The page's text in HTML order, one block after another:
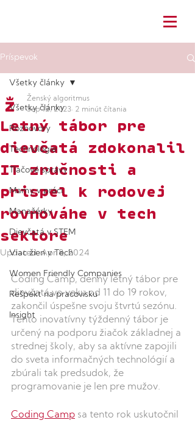
Príspevok
Všetky články
Rozhovory
Technológie
Tlačové správy
Mamy v práci
Manažérky
Dievčatá v STEM
Viac žien v Tech
Women Friendly Companies
Rešpekt na pracovisku
Insight
Všetky články
Letný tábor pre
dievčatá zdokonalil
IT zručnosti a
prispel k rodovej
rovnováhe v tech
sektore
Ženský algoritmus
Sep 12, 2023 2 minút čítania
Updated:Apr 8, 2024
Coding Camp, denný letný tábor pre
dievčatá vo veku od 11 do 19 rokov,
zakončil úspešne svoju štvrtú sezónu.
Tento inovatívny týždenný tábor je
určený na podporu žiačok základnej a
strednej školy, aby sa aktívne zapojili
do sveta informačných technológií a
zbúrali tak predsudok, že
programovanie je len pre mužov.
Coding Camp sa tento rok uskutočnil